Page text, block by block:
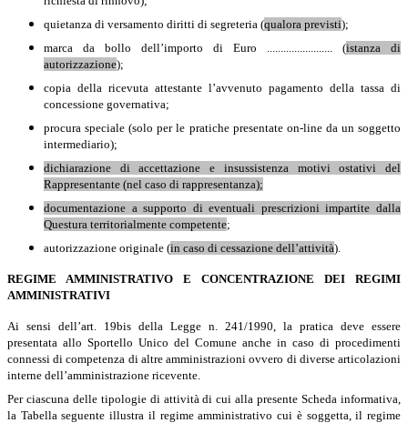
quietanza di versamento diritti di segreteria (qualora previsti);
marca da bollo dell’importo di Euro ........................ (istanza di
autorizzazione);
copia della ricevuta attestante l’avvenuto pagamento della tassa di
concessione governativa;
procura speciale (solo per le pratiche presentate on-line da un soggetto
intermediario);
dichiarazione di accettazione e insussistenza motivi ostativi del
Rappresentante (nel caso di rappresentanza);
documentazione a supporto di eventuali prescrizioni impartite dalla
Questura territorialmente competente;
autorizzazione originale (in caso di cessazione dell’attività).
REGIME AMMINISTRATIVO E CONCENTRAZIONE DEI REGIMI
AMMINISTRATIVI
Ai sensi dell’art. 19bis della Legge n. 241/1990, la pratica deve essere
presentata allo Sportello Unico del Comune anche in caso di procedimenti
connessi di competenza di altre amministrazioni ovvero di diverse articolazioni
interne dell’amministrazione ricevente.
Per ciascuna delle tipologie di attività di cui alla presente Scheda informativa,
la Tabella seguente illustra il regime amministrativo cui è soggetta, il regime